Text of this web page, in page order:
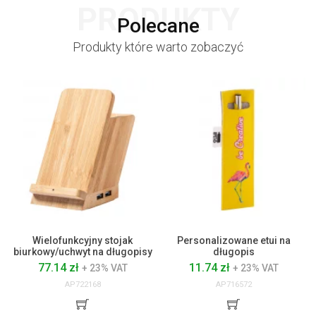
Polecane
PRODUKTY
Produkty które warto zobaczyć
Wielofunkcyjny stojak
biurkowy/uchwyt na długopisy
77.14 zł + 23% VAT
AP722168
Personalizowane etui na
długopis
11.74 zł + 23% VAT
AP716572